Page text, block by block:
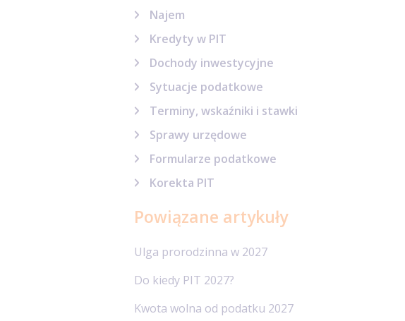
Najem
Kredyty w PIT
Dochody inwestycyjne
Sytuacje podatkowe
Terminy, wskaźniki i stawki
Sprawy urzędowe
Formularze podatkowe
Korekta PIT
Powiązane artykuły
Ulga prorodzinna w 2027
Do kiedy PIT 2027?
Kwota wolna od podatku 2027